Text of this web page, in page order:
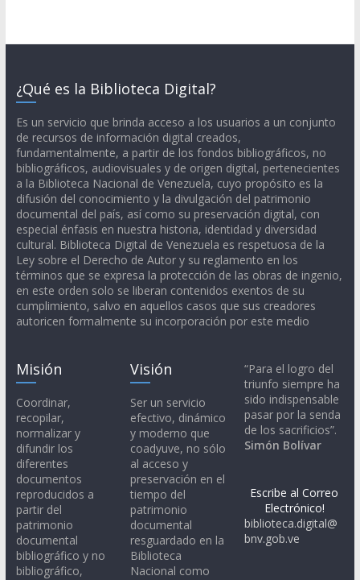
¿Qué es la Biblioteca Digital?
Es un servicio que brinda acceso a los usuarios a un conjunto
de recursos de información digital creados,
fundamentalmente, a partir de los fondos bibliográficos, no
bibliográficos, audiovisuales y de origen digital, pertenecientes
a la Biblioteca Nacional de Venezuela, cuyo propósito es la
difusión del conocimiento y la divulgación del patrimonio
documental del país, así como su preservación digital, con
especial énfasis en nuestra historia, identidad y diversidad
cultural. Biblioteca Digital de Venezuela es respetuosa de la
Ley sobre el Derecho de Autor y su reglamento en los
términos que se expresa la protección de las obras de ingenio,
en este orden solo se liberan contenidos exentos de su
cumplimiento, salvo en aquellos casos que sus creadores
autoricen formalmente su incorporación por este medio
Misión
Coordinar,
recopilar,
normalizar y
difundir los
diferentes
documentos
reproducidos a
partir del
patrimonio
documental
bibliográfico y no
bibliográfico,
Visión
Ser un servicio
efectivo, dinámico
y moderno que
coadyuve, no sólo
al acceso y
preservación en el
tiempo del
patrimonio
documental
resguardado en la
Biblioteca
Nacional como
“Para el logro del
triunfo siempre ha
sido indispensable
pasar por la senda
de los sacrificios”.
Simón Bolívar
Escribe al Correo
Electrónico!
biblioteca.digital@
bnv.gob.ve